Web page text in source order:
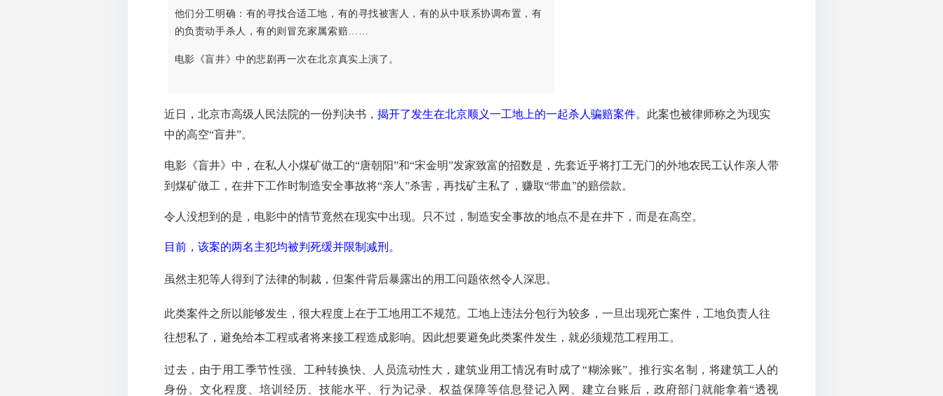
他们分工明确：有的寻找合适工地，有的寻找被害人，有的从中联系协调布置，有
的负责动手杀人，有的则冒充家属索赔……
电影《盲井》中的悲剧再一次在北京真实上演了。
近日，北京市高级人民法院的一份判决书， 揭开了发生在北京顺义一工地上的一起杀人骗赔案件。此案也被律师称之为现实
中的高空“盲井”。
电影《盲井》中，在私人小煤矿做工的“唐朝阳”和“宋金明”发家致富的招数是，先套近乎将打工无门的外地农民工认作亲人带
到煤矿做工，在井下工作时制造安全事故将“亲人”杀害，再找矿主私了，赚取“带血”的赔偿款。
令人没想到的是，电影中的情节竟然在现实中出现。只不过，制造安全事故的地点不是在井下，而是在高空。
目前，该案的两名主犯均被判死缓并限制减刑。
虽然主犯等人得到了法律的制裁，但案件背后暴露出的用工问题依然令人深思。
此类案件之所以能够发生，很大程度上在于工地用工不规范。工地上违法分包行为较多，一旦出现死亡案件，工地负责人往
往想私了，避免给本工程或者将来接工程造成影响。因此想要避免此类案件发生，就必须规范工程用工。
过去，由于用工季节性强、工种转换快、人员流动性大，建筑业用工情况有时成了“糊涂账”。推行实名制，将建筑工人的
身份、文化程度、培训经历、技能水平、行为记录、权益保障等信息登记入网、建立台账后，政府部门就能拿着“透视